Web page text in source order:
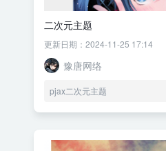
二次元主题
更新日期：2024-11-25 17:14
豫唐网络
pjax二次元主题